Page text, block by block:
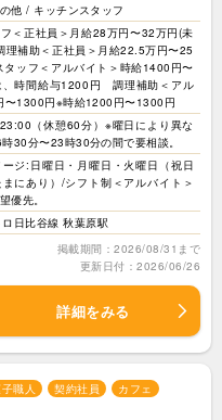
他 / キッチンスタッフ
＜正社員＞月給28万円〜32万円(未
補助＜正社員＞月給22.5万円〜25
タッフ＜アルバイト＞時給1400円〜
、時間給与1200円 調理補助＜アル
〜1300円※時給1200円〜1300円
（休憩60分）※曜日により異な
30分〜23時30分の間で要相談。
ジ:日曜日・月曜日・火曜日（祝日
にあり）/シフト制＜アルバイト＞
優先。
日比谷線 秋葉原駅
掲載期間：2026/08/31まで
更新日付：2026/06/26
詳細をみる
職人 契約社員
カフェ